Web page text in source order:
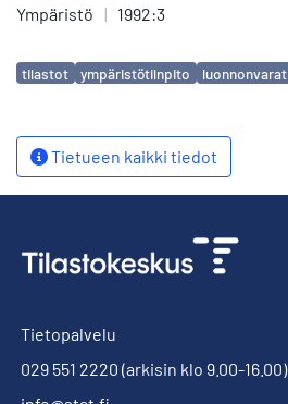
Ympäristö | 1992:3
Avainsanat
tilastot ympäristötilnpito luonnonvarat
Tietueen kaikki tiedot
Tietopalvelu
029 551 2220 (arkisin klo 9.00-16.00)